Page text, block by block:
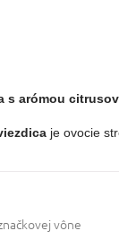
s arómou
je ovocie
vône